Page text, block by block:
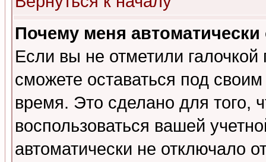
Почему меня автоматически
Если вы не отметили галочкой
сможете оставаться под
время. Это сделано для того,
воспользоваться вашей
автоматически не отключало